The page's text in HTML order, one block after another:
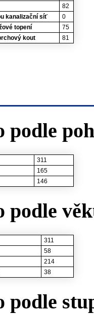
82
kanalizační síť
0
topení
75
kout
81
podle
311
165
146
podle
311
58
214
38
podle